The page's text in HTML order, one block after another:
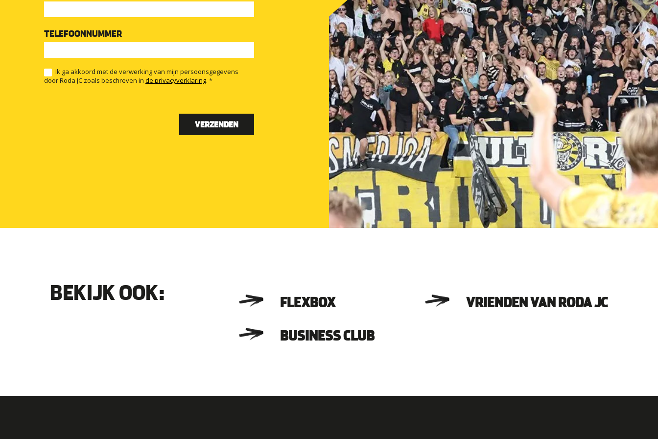
TELEFOONNUMMER
Ik ga akkoord met de verwerking van mijn persoonsgegevens
door Roda JC zoals beschreven in de privacyverklaring. *
VERZENDEN
BEKIJK OOK: FLEXBOX
BUSINESS CLUB
VRIENDEN VAN RODA JC